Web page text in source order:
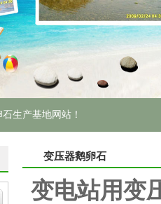
生产基地网站！
变压器鹅卵石
变电站用变